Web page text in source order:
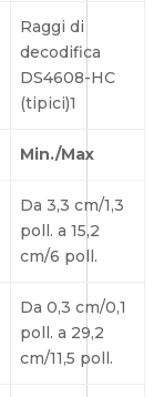
Raggi di
decodifica
DS4608-HC
(tipici)1
Min./Max
Da 3,3 cm/1,3
poll. a 15,2
cm/6 poll.
Da 0,3 cm/0,1
poll. a 29,2
cm/11,5 poll.